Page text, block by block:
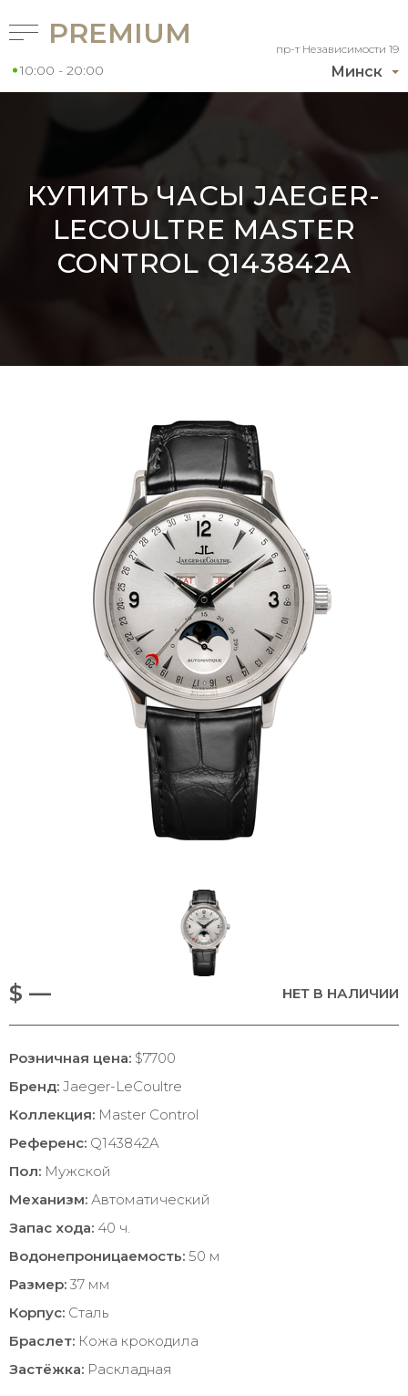
Минск
пр-т Независимости 19
PREMIUM
10:00 - 20:00
КУПИТЬ ЧАСЫ JAEGER-
LECOULTRE MASTER
CONTROL Q143842A
$ — НЕТ В НАЛИЧИИ
Розничная цена: $7700
Бренд: Jaeger-LeCoultre
Коллекция: Master Control
Референс: Q143842A
Пол: Мужской
Механизм: Автоматический
Запас хода: 40 ч.
Водонепроницаемость: 50 м
Размер: 37 мм
Корпус: Сталь
Браслет: Кожа крокодила
Застёжка: Раскладная